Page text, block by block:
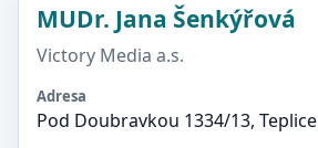
MUDr. Jana Šenkýřová
Victory Media a.s.
Adresa
Pod Doubravkou 1334/13, Teplice